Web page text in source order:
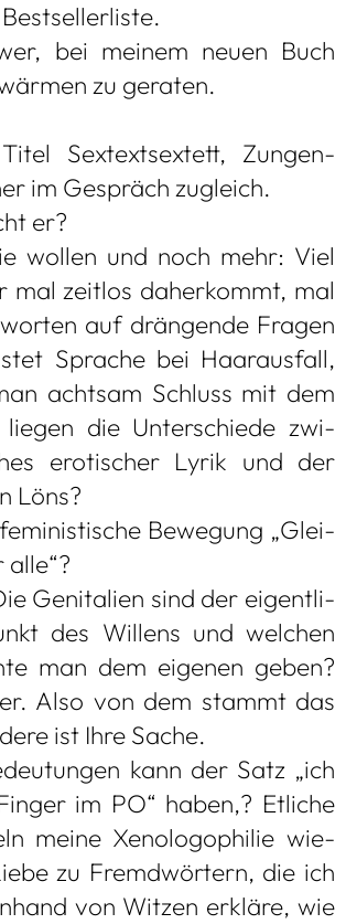
bei mei­nem neuen Buch
zu gera­ten.
Sex­textsex­tett, Zun­gen-
im Gespräch zugleich.
er?
wol­len und noch mehr: Viel
mal zeit­los daher­kommt, mal
auf drän­gende Fra­gen
Spra­che bei Haar­aus­fall,
acht­sam Schluss mit dem
lie­gen die Unter­schiede zwi­
ero­ti­scher Lyrik und der
Löns?
Bewe­gung „Glei­
Geni­ta­lien sind der eigent­li­
des Wil­lens und wel­chen
man dem eige­nen geben?
Also von dem stammt das
ist Ihre Sache.
kann der Satz „ich
im PO“ haben,? Etli­che
meine Xeno­lo­go­phi­lie wie­
zu Fremd­wör­tern, die ich
von Wit­zen erkläre, wie